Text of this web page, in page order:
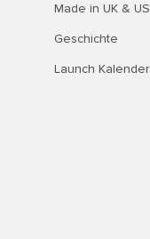
Made in UK & US
Geschichte
Launch Kalender